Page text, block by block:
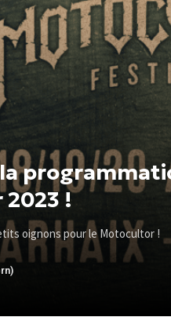
!
oignons pour le Motocultor !